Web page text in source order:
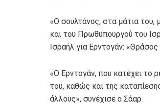
«Ο σουλτάνος, στα μάτια του,
και του Πρωθυπουργού του
Ισραήλ για Ερντογάν:
«Ο Ερντογάν, που κατέχει το
του, καθώς και της
άλλους», συνέχισε ο Σάαρ.